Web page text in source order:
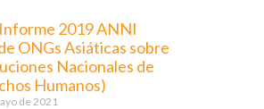
2019 ANNI
ONGs Asiáticas sobre
Nacionales de
Humanos)
de 2021